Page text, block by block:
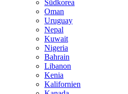
Südkorea
Oman
Uruguay
Nepal
Kuwait
Nigeria
Bahrain
Libanon
Kenia
Kalifornien